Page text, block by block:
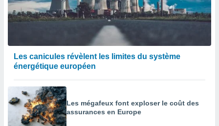
Les canicules révèlent les limites du système
énergétique européen
Les mégafeux font exploser le coût des
assurances en Europe